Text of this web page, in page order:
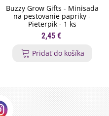
Buzzy Grow Gifts - Minisada
na pestovanie papriky -
Pieterpik - 1 ks
2,45 €
Pridať do košíka